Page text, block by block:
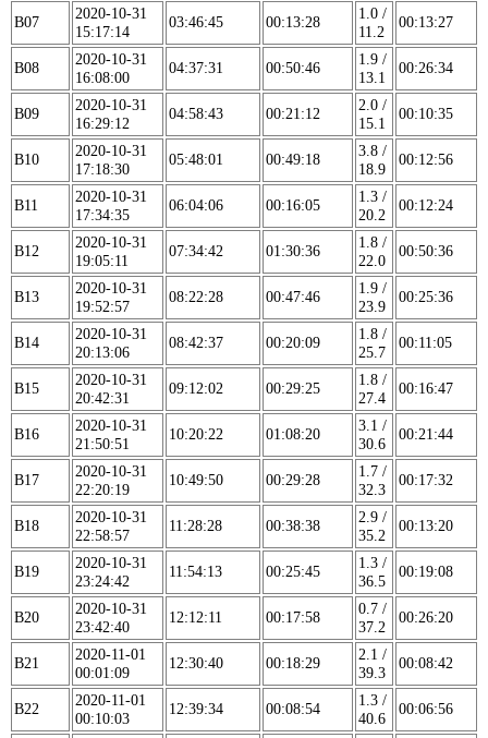
B07
2020-10-31
15:17:14
03:46:45 00:13:28
1.0 /
11.2
00:13:27
B08
2020-10-31
16:08:00
04:37:31 00:50:46
1.9 /
13.1
00:26:34
B09
2020-10-31
16:29:12
04:58:43 00:21:12
2.0 /
15.1
00:10:35
B10
2020-10-31
17:18:30
05:48:01 00:49:18
3.8 /
18.9
00:12:56
B11
2020-10-31
17:34:35
06:04:06 00:16:05
1.3 /
20.2
00:12:24
B12
2020-10-31
19:05:11
07:34:42 01:30:36
1.8 /
22.0
00:50:36
B13
2020-10-31
19:52:57
08:22:28 00:47:46
1.9 /
23.9
00:25:36
B14
2020-10-31
20:13:06
08:42:37 00:20:09
1.8 /
25.7
00:11:05
B15
2020-10-31
20:42:31
09:12:02 00:29:25
1.8 /
27.4
00:16:47
B16
2020-10-31
21:50:51
10:20:22 01:08:20
3.1 /
30.6
00:21:44
B17
2020-10-31
22:20:19
10:49:50 00:29:28
1.7 /
32.3
00:17:32
B18
2020-10-31
22:58:57
11:28:28 00:38:38
2.9 /
35.2
00:13:20
B19
2020-10-31
23:24:42
11:54:13 00:25:45
1.3 /
36.5
00:19:08
B20
2020-10-31
23:42:40
12:12:11 00:17:58
0.7 /
37.2
00:26:20
B21
2020-11-01
00:01:09
12:30:40 00:18:29
2.1 /
39.3
00:08:42
B22
2020-11-01
00:10:03
12:39:34 00:08:54
1.3 /
40.6
00:06:56